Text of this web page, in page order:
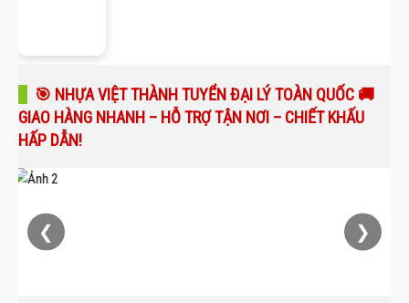
🎯 NHỰA VIỆT THÀNH TUYỂN ĐẠI LÝ TOÀN QUỐC 🚚
GIAO HÀNG NHANH – HỖ TRỢ TẬN NƠI – CHIẾT KHẤU
HẤP DẪN!
❮ ❯